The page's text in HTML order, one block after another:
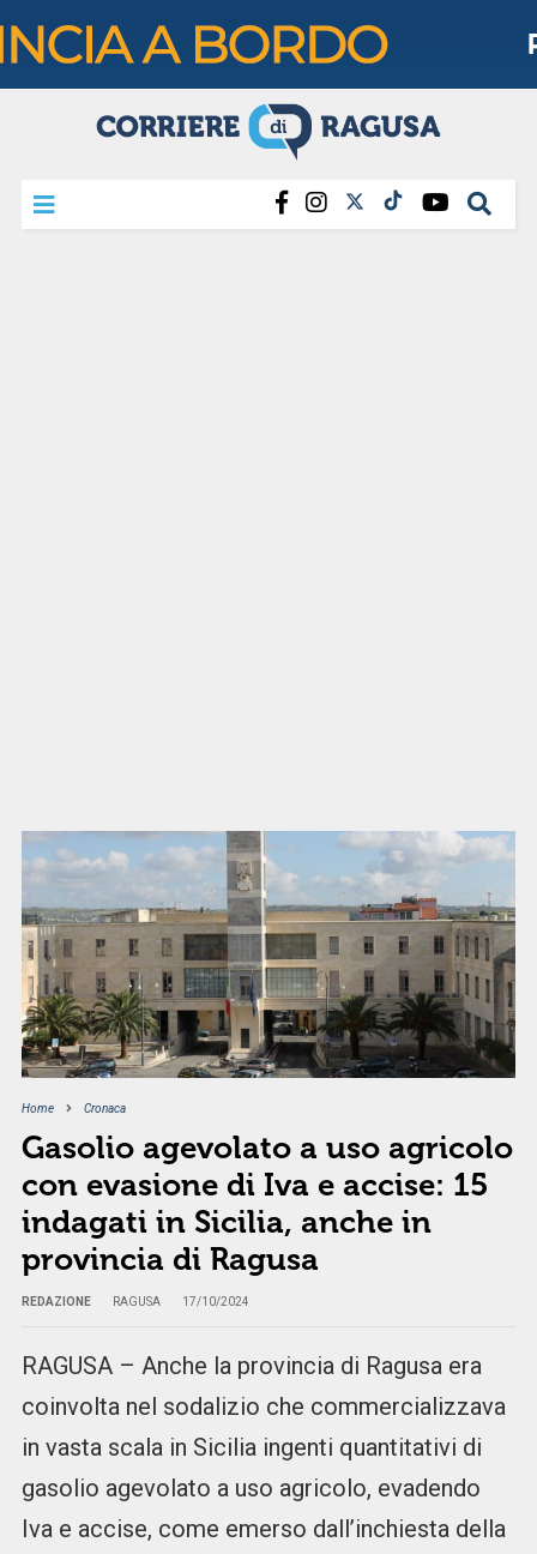
Home Cronaca
Gasolio agevolato a uso agricolo
con evasione di Iva e accise: 15
indagati in Sicilia, anche in
provincia di Ragusa
REDAZIONE RAGUSA 17/10/2024
RAGUSA – Anche la provincia di Ragusa era
coinvolta nel sodalizio che commercializzava
in vasta scala in Sicilia ingenti quantitativi di
gasolio agevolato a uso agricolo, evadendo
Iva e accise, come emerso dall’inchiesta della